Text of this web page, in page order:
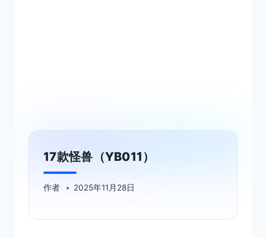
17款怪兽（YB011）
作者 2025年11月28日